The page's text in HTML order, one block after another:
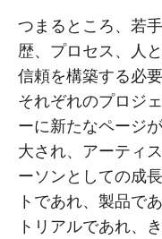
つまるところ、若
歴、プロセス、人
信頼を構築する必
それぞれのプロジ
ーに新たなページ
大され、アーティ
ーソンとしての成
トであれ、製品で
トリアルであれ、